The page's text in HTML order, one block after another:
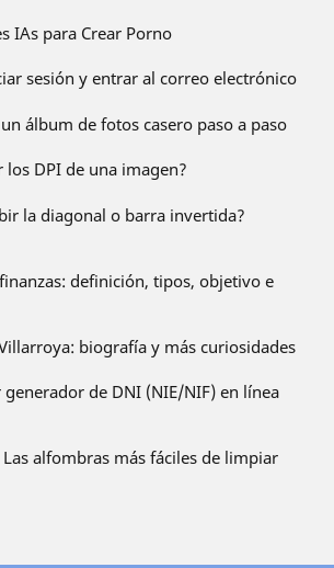
IAs para Crear Porno
sesión y entrar al correo electrónico
álbum de fotos casero paso a paso
los DPI de una imagen?
la diagonal o barra invertida?
definición, tipos, objetivo e
biografía y más curiosidades
de DNI (NIE/NIF) en línea
Las alfombras más fáciles de limpiar